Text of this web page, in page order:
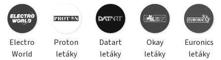
Electro
World
Proton
letáky
Datart
letáky
Okay
letáky
Euronics
letáky